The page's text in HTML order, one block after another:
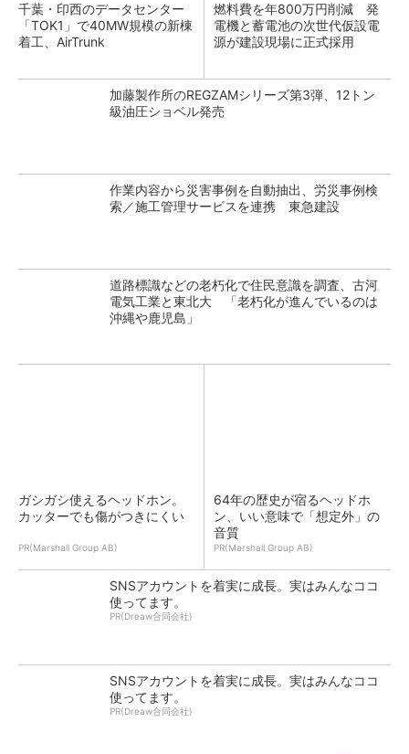
千葉・印西のデータセンター
「TOK1」で40MW規模の新棟
着工、AirTrunk
燃料費を年800万円削減 発
電機と蓄電池の次世代仮設電
源が建設現場に正式採用
加藤製作所のREGZAMシリーズ第3弾、12トン
級油圧ショベル発売
作業内容から災害事例を自動抽出、労災事例検
索／施工管理サービスを連携 東急建設
道路標識などの老朽化で住民意識を調査、古河
電気工業と東北大 「老朽化が進んでいるのは
沖縄や鹿児島」
ガシガシ使えるヘッドホン。
カッターでも傷がつきにくい
PR(Marshall Group AB)
64年の歴史が宿るヘッドホ
ン、いい意味で「想定外」の
音質
PR(Marshall Group AB)
SNSアカウントを着実に成長。実はみんなココ
使ってます。
PR(Dreaw合同会社)
SNSアカウントを着実に成長。実はみんなココ
使ってます。
PR(Dreaw合同会社)